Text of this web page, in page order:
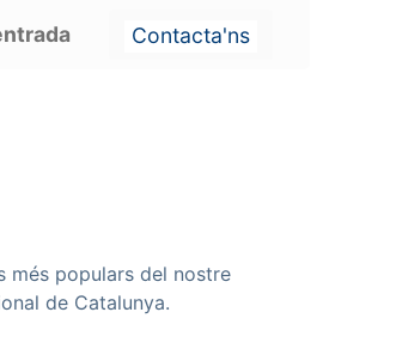
Contacta'ns
més populars del nostre
de Catalunya.